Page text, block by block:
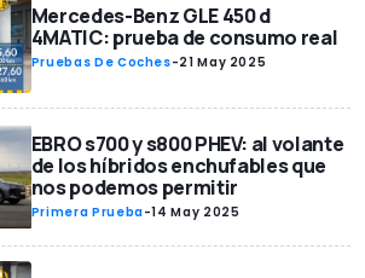
Mercedes-Benz GLE 450 d
4MATIC: prueba de consumo real
Pruebas De Coches-21 May 2025
EBRO s700 y s800 PHEV: al volante
de los híbridos enchufables que
nos podemos permitir
Primera Prueba-14 May 2025